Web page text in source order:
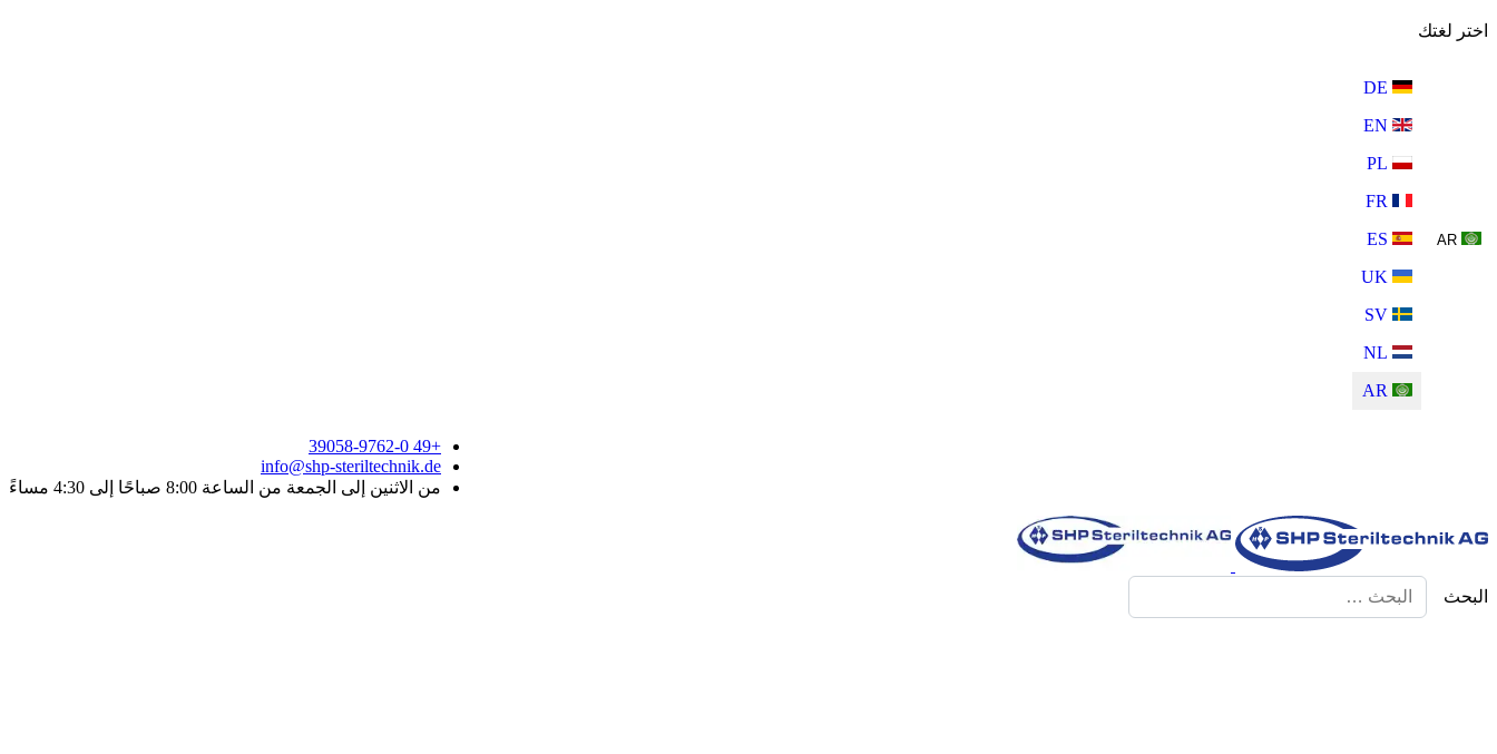
اختر لغتك
+49 39058-9762-0
info@shp-steriltechnik.de
من الاثنين إلى الجمعة من الساعة 8:00 صباحًا إلى 4:30 مساءً
البحث